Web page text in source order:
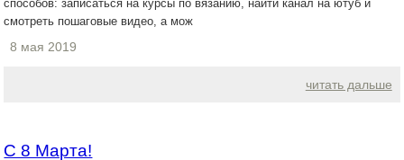
способов: записаться на курсы по вязанию, найти канал на ютуб и
смотреть пошаговые видео, а мож
8 мая 2019
читать дальше
С 8 Марта!